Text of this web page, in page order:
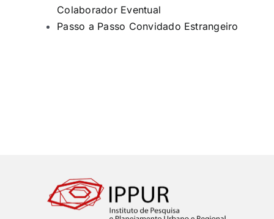
Colaborador Eventual
Passo a Passo Convidado Estrangeiro